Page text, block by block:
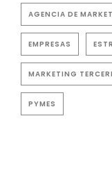
AGENCIA DE
EMPRESAS
MARKETING
PYMES